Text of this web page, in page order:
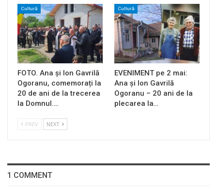
Cultură
FOTO. Ana și Ion Gavrilă
Ogoranu, comemorați la
20 de ani de la trecerea
la Domnul.…
Cultură
EVENIMENT pe 2 mai:
Ana și Ion Gavrilă
Ogoranu – 20 ani de la
plecarea la…
PREV NEXT
1 COMMENT